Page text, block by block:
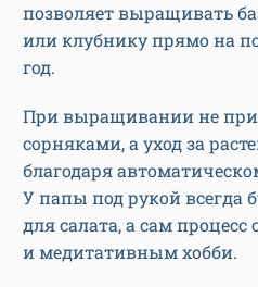
позволяет выращивать
или клубнику прямо на
год.
При выращивании не
сорняками, а уход за
благодаря
У папы под рукой всегда
для салата, а сам
и медитативным хобби.